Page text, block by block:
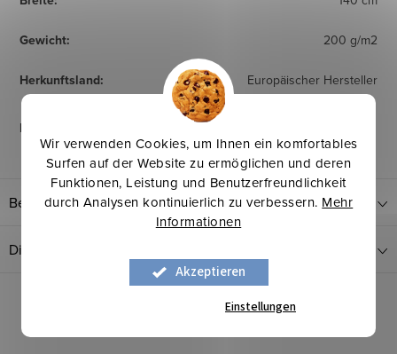
Wir verwenden Cookies, um Ihnen ein komfortables
Surfen auf der Website zu ermöglichen und deren
Funktionen, Leistung und Benutzerfreundlichkeit
durch Analysen kontinuierlich zu verbessern. Mehr
Informationen
Akzeptieren
Einstellungen
Gewicht: 200 g/m2
Herkunftsland: Europäischer Hersteller
Pflegehinweise
Bewertung
Diskussion